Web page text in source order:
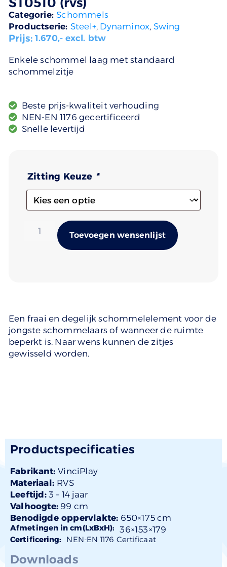
Categorie:Schommels
Productserie: Steel+, Dynaminox, Swing
Prijs:1.670,- excl. btw
Enkele schommel laag met standaard
schommelzitje
Beste prijs-kwaliteit verhouding
NEN-EN 1176 gecertificeerd
Snelle levertijd
Zitting Keuze *
Toevoegen wensenlijst
Een fraai en degelijk schommelelement voor de
jongste schommelaars of wanneer de ruimte
beperkt is. Naar wens kunnen de zitjes
gewisseld worden.
Productspecificaties
Fabrikant:VinciPlay
Materiaal: RVS
Leeftijd:3 – 14 jaar
Valhoogte: 99 cm
Benodigde oppervlakte: 650×175 cm
Afmetingen in cm(LxBxH): 36×153×179
Certificering: NEN-EN 1176 Certificaat
Downloads